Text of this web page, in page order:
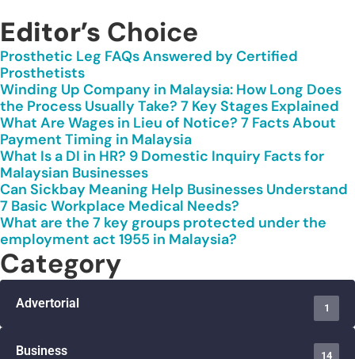
Editor’s Choice
Prosthetic Leg FAQs Answered by Certified
Prosthetists
Winding Up Company in Malaysia: How Long Does
the Process Usually Take? 7 Key Stages Explained
What Are Wages in Lieu of Notice? 7 Facts About
Payment Timing in Malaysia
What Is a DI in HR? 9 Domestic Inquiry Facts for
Malaysian Businesses
Can Sickbay Meaning Help Businesses Understand
7 Basic Workplace Medical Needs?
What are the 7 key groups protected under the
employment act 1955 in Malaysia?
Category
Advertorial 1
Business 14